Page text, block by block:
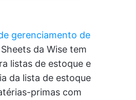
gerenciamento de
da Wise tem
listas de estoque e
da lista de estoque
primas com